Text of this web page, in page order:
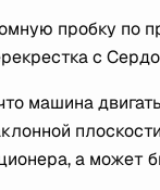
пробку по
с
машина
а может